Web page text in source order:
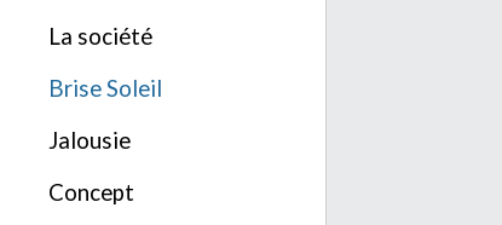
La société
Brise Soleil
Jalousie
Concept